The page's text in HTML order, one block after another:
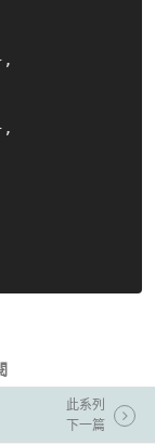
此系列
下一篇